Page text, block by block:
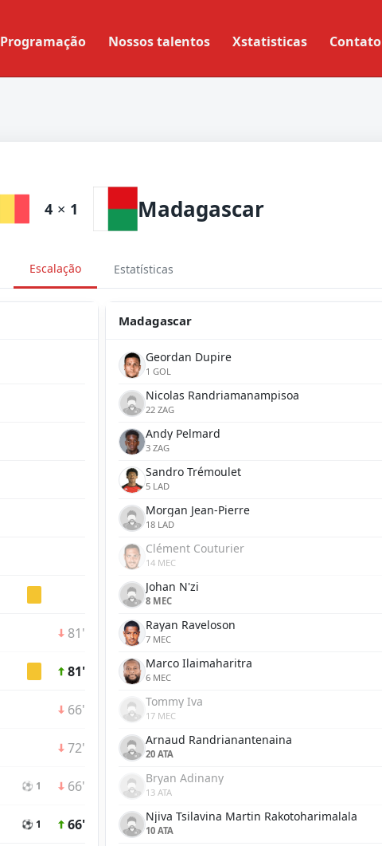
Programação Nossos talentos Xstatisticas Contato
4 × 1 Madagascar
Escalação Estatísticas
81'
81'
66'
72'
⚽ 1 66'
⚽ 1 66'
Madagascar
Geordan Dupire
1 GOL
Nicolas Randriamanampisoa
22 ZAG
Andy Pelmard
3 ZAG
Sandro Trémoulet
5 LAD
Morgan Jean-Pierre
18 LAD
Clément Couturier
14 MEC
Johan N'zi
8 MEC
Rayan Raveloson
7 MEC
Marco Ilaimaharitra
6 MEC
Tommy Iva
17 MEC
Arnaud Randrianantenaina
20 ATA
Bryan Adinany
13 ATA
Njiva Tsilavina Martin Rakotoharimalala
10 ATA